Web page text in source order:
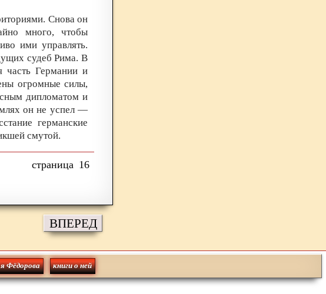
Снова он
много, чтобы
ими управлять.
судеб Рима. В
часть Германии и
огромные силы,
дипломатом и
он не успел —
германские
смутой.
16
ВПЕРЕД
Фёдорова книги о ней